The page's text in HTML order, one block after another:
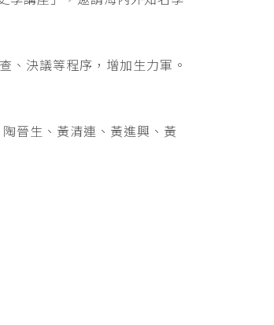
、決議等程序，增加生力軍。
晉生、黃清連、黃進興、黃